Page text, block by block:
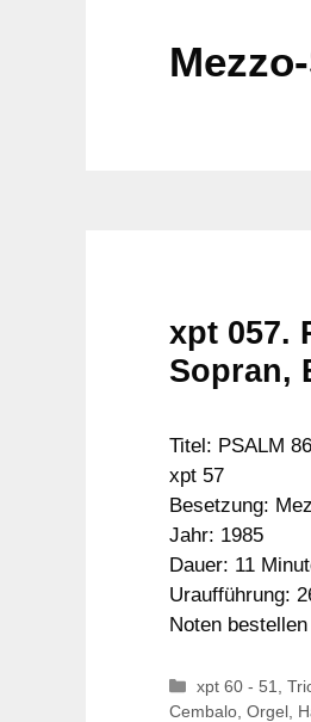
xpt 057.
Sopran,
Titel: PSALM
xpt 57
Besetzung:
Jahr: 1985
Dauer: 11
Uraufführung:
Noten
Kategorien
xpt 60 - 51 ,
Cembalo, Orgel,